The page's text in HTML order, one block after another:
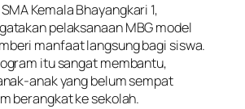
Kemala Bhayangkari 1,
pelaksanaan MBG model
manfaat langsung bagi siswa.
itu sangat membantu,
anak yang belum sempat
berangkat ke sekolah.